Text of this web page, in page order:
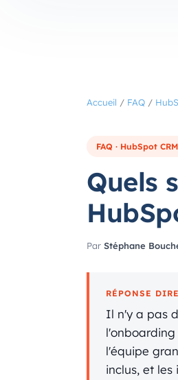
Accueil / FAQ /
FAQ · HubSpot
Quels
Par Stéphane
RÉPONSE
Il n'y a pas
l'équipe
inclus, et